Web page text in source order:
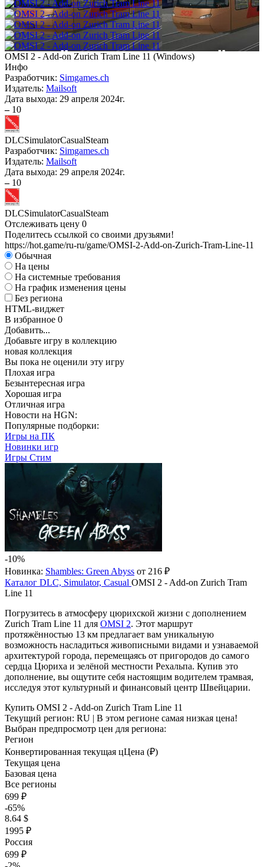
OMSI 2 - Add-on Zurich Tram Line 11 (Windows)
Инфо
Разработчик: Simgames.ch
Издатель: Mailsoft
Дата выхода: 29 апреля 2024г.
– 10
DLCSimulatorCasualSteam
Разработчик: Simgames.ch
Издатель: Mailsoft
Дата выхода: 29 апреля 2024г.
– 10
DLCSimulatorCasualSteam
Отслеживать цену 0
Поделитесь ссылкой со своими друзьями!
https://hot.game/ru-ru/game/OMSI-2-Add-on-Zurich-Tram-Line-11
Обычная
На цены
На системные требования
На график изменения цены
Без региона
HTML-виджет
В избранное 0
Добавить...
Добавьте игру в коллекцию
новая коллекция
Вы пока не оценили эту игру
Плохая игра
Безынтересная игра
Хорошая игра
Отличная игра
Новости на HGN:
Популярные подборки:
Игры на ПК
Новинки игр
Игры Стим
-10%
Новинка: Shambles: Green Abyss от 216 ₽
Каталог DLC, Simulator, Casual OMSI 2 - Add-on Zurich Tram
Line 11
Погрузитесь в атмосферу цюрихской жизни с дополнением
Zurich Tram Line 11 для OMSI 2. Этот маршрут
протяжённостью 13 км предлагает вам уникальную
возможность насладиться живописными видами и узнаваемой
архитектурой города, перемещаясь от пригородов до самого
сердца Цюриха и зелёной местности Рехальпа. Купив это
дополнение, вы ощутите себя настоящим водителем трамвая,
исследуя этот культурный и финансовый центр Швейцарии.
Купить OMSI 2 - Add-on Zurich Tram Line 11
Текущий регион: RU | В этом регионе самая низкая цена!
Выбран предпросмотр цен для региона:
Регион
Конвертированная текущая цЦена (₽)
Текущая цена
Базовая цена
Все регионы
699 ₽
-65%
8.64 $
1995 ₽
Россия
699 ₽